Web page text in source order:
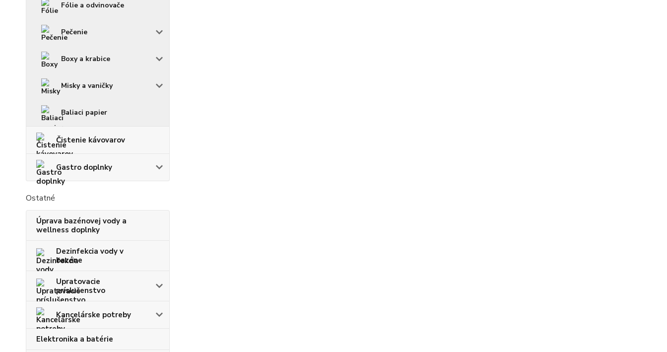
Fólie a odvinovače
Pečenie
Boxy a krabice
Misky a vaničky
Baliaci papier
Čistenie kávovarov
Gastro doplnky
Ostatné
Úprava bazénovej vody a
wellness doplnky
Dezinfekcia vody v
bazéne
Upratovacie
príslušenstvo
Kancelárske potreby
Elektronika a batérie